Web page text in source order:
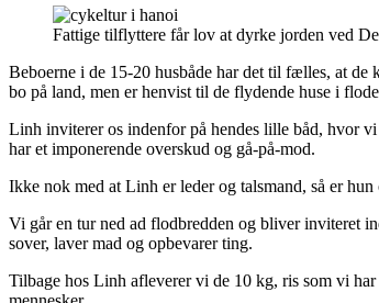
Fattige tilflyttere får lov at dyrke jorden ved
Beboerne i de 15-20 husbåde har det til fælles, at
bo på land, men er henvist til de flydende huse i
Linh inviterer os indenfor på hendes lille båd, hvor
har et imponerende overskud og gå-på-mod.
Ikke nok med at Linh er leder og talsmand, så er
Vi går en tur ned ad flodbredden og bliver inviteret
sover, laver mad og opbevarer ting.
Tilbage hos Linh afleverer vi de 10 kg, ris som vi